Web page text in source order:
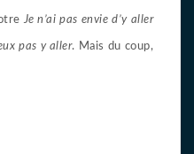
Je n’ai pas envie d’y aller
pas y aller. Mais du coup,